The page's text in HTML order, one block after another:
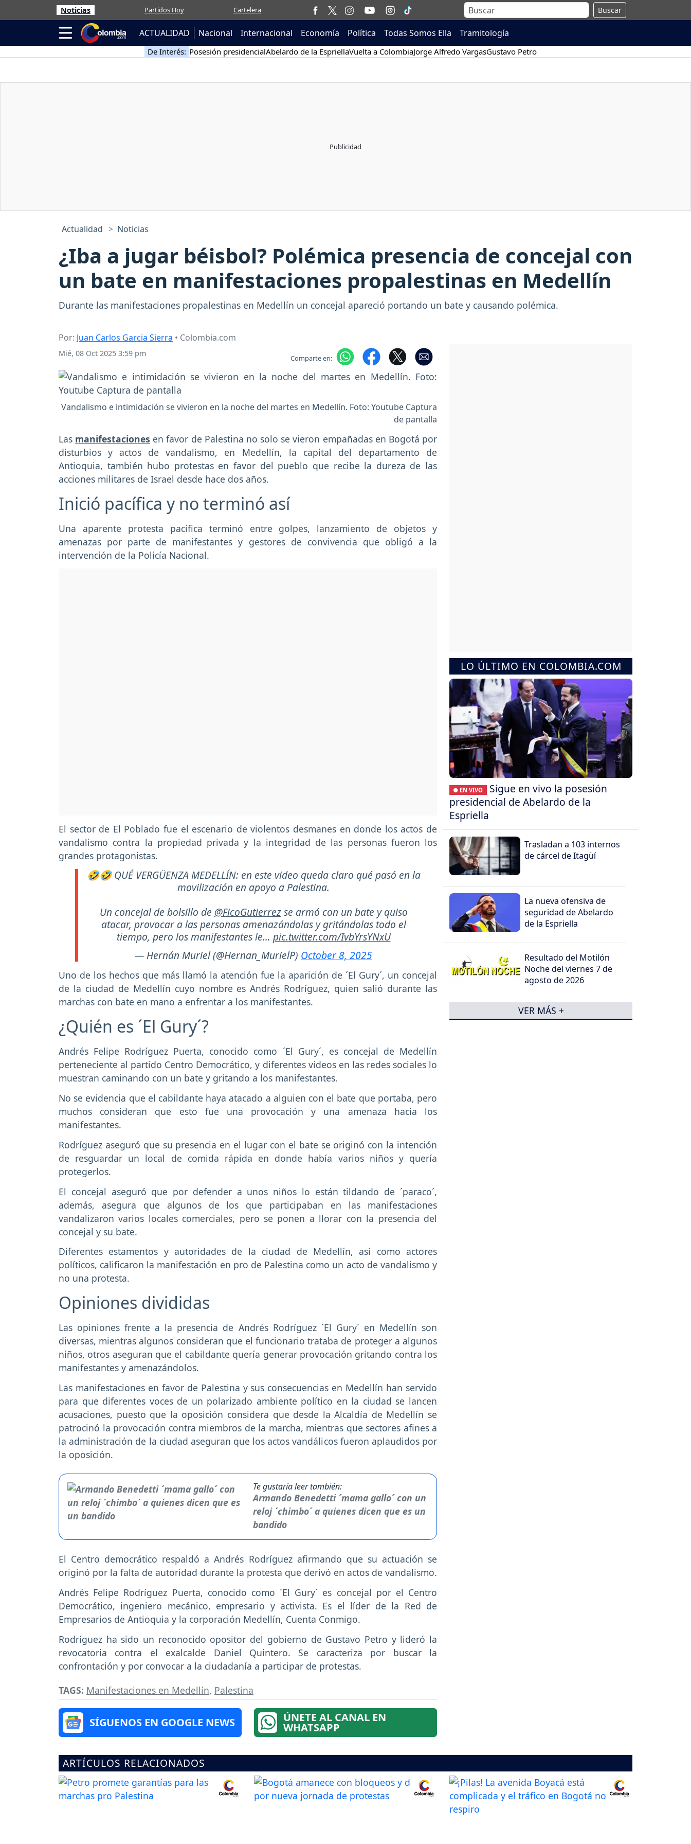
Noticias Partidos Hoy Cartelera Buscar
ACTUALIDAD Nacional Internacional Economía Política Todas Somos Ella Tramitología
De Interés: Posesión presidencialAbelardo de la EspriellaVuelta a ColombiaJorge Alfredo VargasGustavo Petro
Actualidad Noticias
¿Iba a jugar béisbol? Polémica presencia de concejal con
un bate en manifestaciones propalestinas en Medellín
Durante las manifestaciones propalestinas en Medellín un concejal apareció portando un bate y causando polémica.
Por: Juan Carlos Garcia Sierra • Colombia.com
Mié, 08 Oct 2025 3:59 pm Comparte en:
Vandalismo e intimidación se vivieron en la noche del martes en Medellín. Foto: Youtube Captura
de pantalla
Las manifestaciones en favor de Palestina no solo se vieron empañadas en Bogotá por
disturbios y actos de vandalismo, en Medellín, la capital del departamento de
Antioquia, también hubo protestas en favor del pueblo que recibe la dureza de las
acciones militares de Israel desde hace dos años.
Inició pacífica y no terminó así
Una aparente protesta pacífica terminó entre golpes, lanzamiento de objetos y
amenazas por parte de manifestantes y gestores de convivencia que obligó a la
intervención de la Policía Nacional.
El sector de El Poblado fue el escenario de violentos desmanes en donde los actos de
vandalismo contra la propiedad privada y la integridad de las personas fueron los
grandes protagonistas.
🤣🤣 QUÉ VERGÜENZA MEDELLÍN: en este video queda claro qué pasó en la
movilización en apoyo a Palestina.
Un concejal de bolsillo de @FicoGutierrezse armó con un bate y quiso
atacar, provocar a las personas amenazándolas y gritándolas todo el
tiempo, pero los manifestantes le… pic.twitter.com/IvbYrsYNxU
— Hernán Muriel (@Hernan_MurielP) October 8, 2025
Uno de los hechos que más llamó la atención fue la aparición de ´El Gury´, un concejal
de la ciudad de Medellín cuyo nombre es Andrés Rodríguez, quien salió durante las
marchas con bate en mano a enfrentar a los manifestantes.
¿Quién es ´El Gury´?
Andrés Felipe Rodríguez Puerta, conocido como ´El Gury´, es concejal de Medellín
perteneciente al partido Centro Democrático, y diferentes videos en las redes sociales lo
muestran caminando con un bate y gritando a los manifestantes.
No se evidencia que el cabildante haya atacado a alguien con el bate que portaba, pero
muchos consideran que esto fue una provocación y una amenaza hacia los
manifestantes.
Rodríguez aseguró que su presencia en el lugar con el bate se originó con la intención
de resguardar un local de comida rápida en donde había varios niños y quería
protegerlos.
El concejal aseguró que por defender a unos niños lo están tildando de ´paraco´,
además, asegura que algunos de los que participaban en las manifestaciones
vandalizaron varios locales comerciales, pero se ponen a llorar con la presencia del
concejal y su bate.
Diferentes estamentos y autoridades de la ciudad de Medellín, así como actores
políticos, calificaron la manifestación en pro de Palestina como un acto de vandalismo y
no una protesta.
Opiniones divididas
Las opiniones frente a la presencia de Andrés Rodríguez ´El Gury´ en Medellín son
diversas, mientras algunos consideran que el funcionario trataba de proteger a algunos
niños, otros aseguran que el cabildante quería generar provocación gritando contra los
manifestantes y amenazándolos.
Las manifestaciones en favor de Palestina y sus consecuencias en Medellín han servido
para que diferentes voces de un polarizado ambiente político en la ciudad se lancen
acusaciones, puesto que la oposición considera que desde la Alcaldía de Medellín se
patrocinó la provocación contra miembros de la marcha, mientras que sectores afines a
la administración de la ciudad aseguran que los actos vandálicos fueron aplaudidos por
la oposición.
Te gustaría leer también:
Armando Benedetti ´mama gallo´ con un
reloj ´chimbo´ a quienes dicen que es un
bandido
El Centro democrático respaldó a Andrés Rodríguez afirmando que su actuación se
originó por la falta de autoridad durante la protesta que derivó en actos de vandalismo.
Andrés Felipe Rodríguez Puerta, conocido como ´El Gury´ es concejal por el Centro
Democrático, ingeniero mecánico, empresario y activista. Es el líder de la Red de
Empresarios de Antioquia y la corporación Medellín, Cuenta Conmigo.
Rodríguez ha sido un reconocido opositor del gobierno de Gustavo Petro y lideró la
revocatoria contra el exalcalde Daniel Quintero. Se caracteriza por buscar la
confrontación y por convocar a la ciudadanía a participar de protestas.
TAGS: Manifestaciones en Medellín, Palestina
SÍGUENOS EN GOOGLE NEWS ÚNETE AL CANAL EN
WHATSAPP
LO ÚLTIMO EN COLOMBIA.COM
● EN VIVO
Sigue en vivo la posesión
presidencial de Abelardo de la
Espriella
Trasladan a 103 internos
de cárcel de Itagüí
La nueva ofensiva de
seguridad de Abelardo
de la Espriella
Resultado del Motilón
Noche del viernes 7 de
agosto de 2026
VER MÁS +
ARTÍCULOS RELACIONADOS